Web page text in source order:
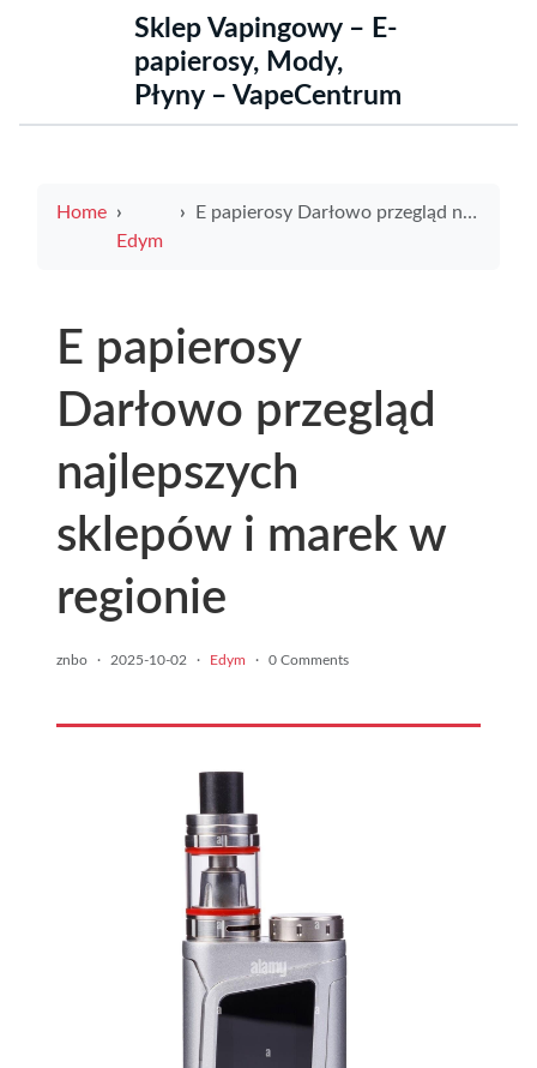
Sklep Vapingowy – E-
papierosy, Mody,
Płyny – VapeCentrum
Home
Edym
E papierosy Darłowo przegląd najlepszych sklepów i marek w regionie
E papierosy
Darłowo przegląd
najlepszych
sklepów i marek w
regionie
znbo · 2025-10-02 · Edym · 0 Comments